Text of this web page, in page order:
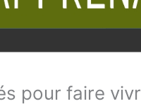
pour faire